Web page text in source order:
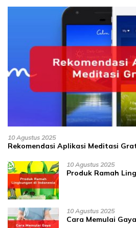
10 Agustus 2025
Rekomendasi Aplikasi Meditasi
10 Agustus 2025
Produk Ramah
10 Agustus 2025
Cara Memulai